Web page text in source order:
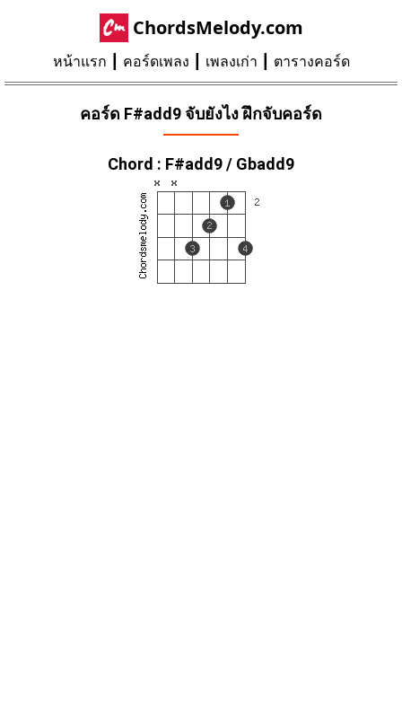
ChordsMelody.com
หน้าแรก คอร์ดเพลง เพลงเก่า ตารางคอร์ด
คอร์ด F#add9 จับยังไง ฝึกจับคอร์ด
Chord : F#add9 / Gbadd9